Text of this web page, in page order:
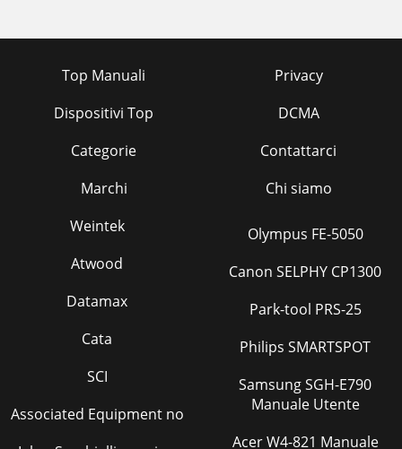
Top Manuali
Dispositivi Top
Categorie
Marchi
Privacy
DCMA
Contattarci
Chi siamo
Weintek
Atwood
Datamax
Cata
SCI
Associated Equipment no
Olympus FE-5050
Canon SELPHY CP1300
Park-tool PRS-25
Philips SMARTSPOT
Samsung SGH-E790
Manuale Utente
Acer W4-821 Manuale